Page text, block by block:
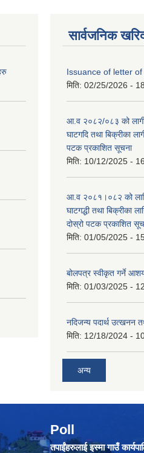
सार्वजनिक
Issuance of letter
मिति: 02/25/2026 -
आ.व २०८२/०८३ को लागी
घाटगदि तथा बिक्रीका
पटक प्रकाशित सूचना
मिति: 10/12/2025 -
आ.व २०८१।०८२ को
घाटगद्धी तथा बिक्रीका
दोस्रो पटक प्रकाशित
मिति: 01/05/2025 -
बोलपत्र स्वीकृत गर्ने
मिति: 01/03/2025 -
नदिजन्य पदार्थ उत्खनन
मिति: 12/18/2024 -
अन्य
Poll
तपाईंहरुलाई इस्मा गाउँ